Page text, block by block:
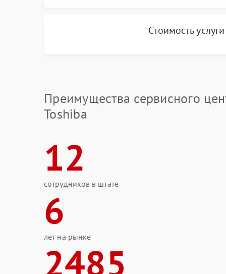
Стоимость
Преимущества сервисного
Toshiba
12
сотрудников в штате
6
лет на рынке
2485